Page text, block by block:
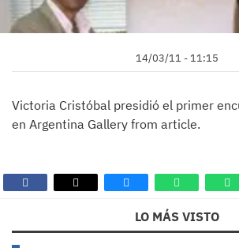
14/03/11 - 11:15
Victoria Cristóbal presidió el primer
en Argentina Gallery from article.
LO MÁS VISTO